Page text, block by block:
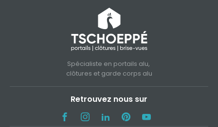
Spécialiste en portails alu,
clôtures et garde corps alu
Retrouvez nous sur